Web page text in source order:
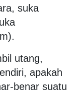
suka
utang,
apakah
benar suatu